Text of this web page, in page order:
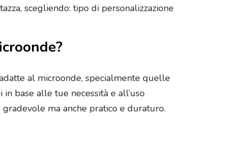
scegliendo: tipo di personalizzazione
al microonde, specialmente quelle
base alle tue necessità e all’uso
ma anche pratico e duraturo.